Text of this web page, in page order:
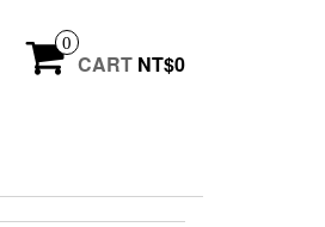
0
CART NT$0